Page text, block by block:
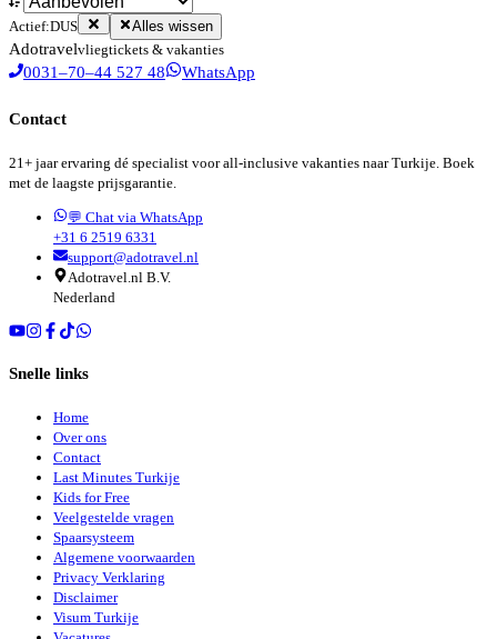
Actief:DUS Alles wissen
Adotravelvliegtickets & vakanties
0031–70–44 527 48 WhatsApp
Contact
21+ jaar ervaring dé specialist voor all-inclusive vakanties naar Turkije. Boek
met de laagste prijsgarantie.
💬 Chat via WhatsApp
+31 6 2519 6331
support@adotravel.nl
Adotravel.nl B.V.
Nederland
Snelle links
Home
Over ons
Contact
Last Minutes Turkije
Kids for Free
Veelgestelde vragen
Spaarsysteem
Algemene voorwaarden
Privacy Verklaring
Disclaimer
Visum Turkije